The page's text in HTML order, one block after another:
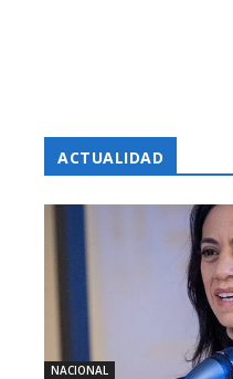
ACTUALIDAD
NACIONAL